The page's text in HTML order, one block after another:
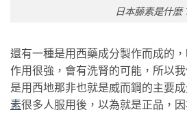
日本藤素是什麼
還有一種是用西藥成分製作而成的
作用很強，會有洗腎的可能，所以
是用西地那非也就是威而鋼的主要
素很多人服用後，以為就是正品，